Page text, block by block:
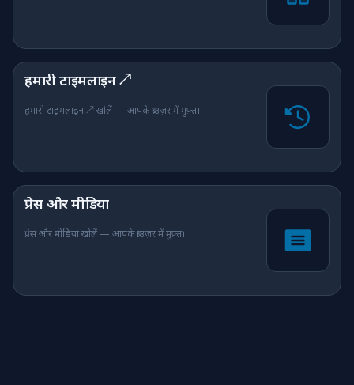
हमारी टाइमलाइन ↗
हमारी टाइमलाइन ↗ खोलें — आपके ब्राउज़र में मुफ़्त।
प्रेस और मीडिया
प्रेस और मीडिया खोलें — आपके ब्राउज़र में मुफ़्त।